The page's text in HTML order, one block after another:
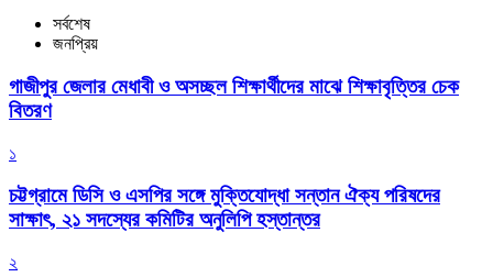
সর্বশেষ
জনপ্রিয়
গাজীপুর জেলার মেধাবী ও অসচ্ছল শিক্ষার্থীদের মাঝে শিক্ষাবৃত্তির চেক
বিতরণ
১
চট্টগ্রামে ডিসি ও এসপির সঙ্গে মুক্তিযোদ্ধা সন্তান ঐক্য পরিষদের
সাক্ষাৎ, ২১ সদস্যের কমিটির অনুলিপি হস্তান্তর
২